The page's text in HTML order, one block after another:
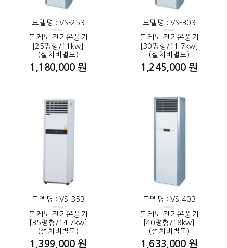
모델명 : VS-253
볼케노 전기온풍기
[25평형/11kw]
(설치비별도)
1,180,000 원
모델명 : VS-303
볼케노 전기온풍기
[30평형/11.7kw]
(설치비별도)
1,245,000 원
모델명 : VS-353
볼케노 전기온풍기
[35평형/14.7kw]
(설치비별도)
1,399,000 원
모델명 : VS-403
볼케노 전기온풍기
[40평형/18kw]
(설치비별도)
1,633,000 원